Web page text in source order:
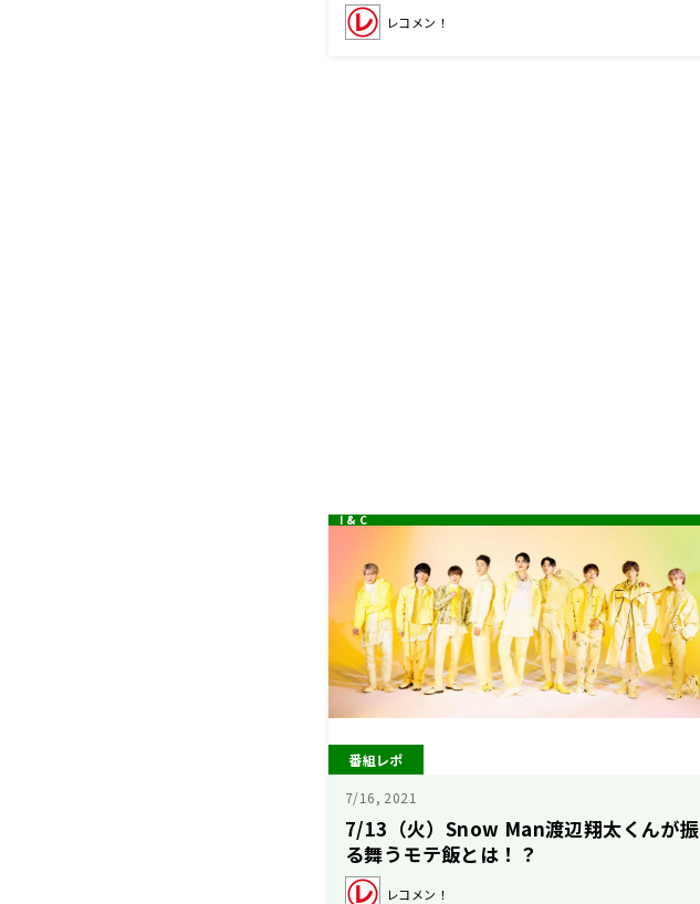
トレーサーの魅力を届ける！
レコメン！
番組レポ
7/16, 2021
7/13（火）Snow Man渡辺翔太くんが振
る舞うモテ飯とは！？
レコメン！